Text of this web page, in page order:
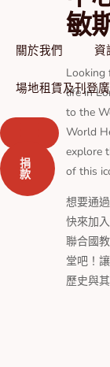
關於我們 資
場地租賃及刊登
捐
款
敏
Looking
life in
to the
World
explore
of this
想要通
快來加
聯合國
堂吧！
歷史與